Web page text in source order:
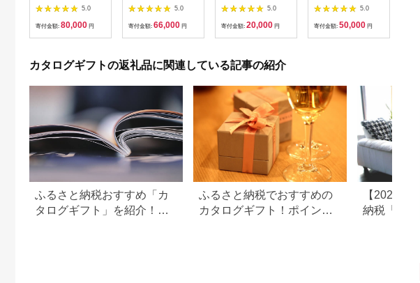
チ ペアチケット
（911カレラ）KE008
5.0
寄付金額: 80,000 円
でお使いいただけるお
食事券 18,000円分
【ラルブル】
5.0
寄付金額: 66,000 円
ートレストラン券5，
000点分 008005
5.0
寄付金額: 20,000 円
畿大学水産研究所 近
大マグロを食す | 券
金券 人気 おすすめ 送
5.0
寄付金額: 50,000 円
ト
【
寄
カタログギフトの返礼品に関連している記事の紹介
ふるさと納税おすすめ「カ
タログギフト」を紹介！本
ふるさと納税でおすすめの
カタログギフト！ポイント
【2026年
納税「食